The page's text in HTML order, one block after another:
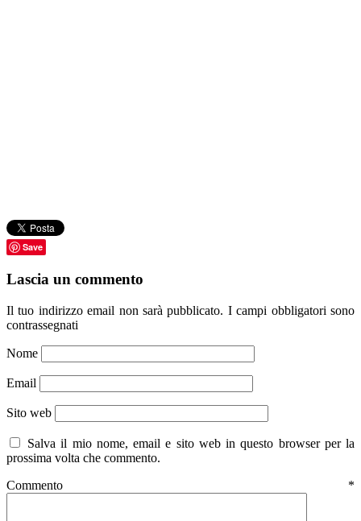
Save
Lascia un commento
Il tuo indirizzo email non sarà pubblicato. I campi obbligatori sono
contrassegnati
Nome
Email
Sito web
Salva il mio nome, email e sito web in questo browser per la
prossima volta che commento.
Commento *